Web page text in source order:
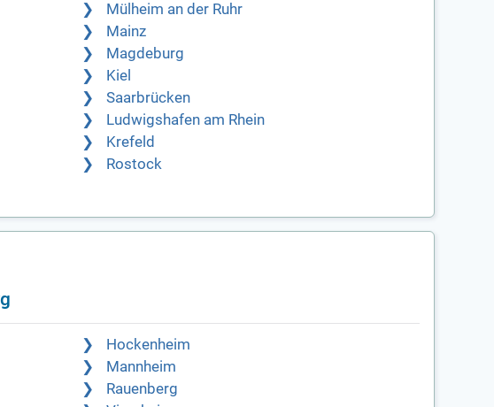
Mülheim an der Ruhr
Mainz
Magdeburg
Kiel
Saarbrücken
Ludwigshafen am Rhein
Krefeld
Rostock
Hockenheim
Mannheim
Rauenberg